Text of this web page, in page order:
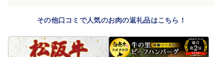
その他口コミで人気のお肉の返礼品はこちら！